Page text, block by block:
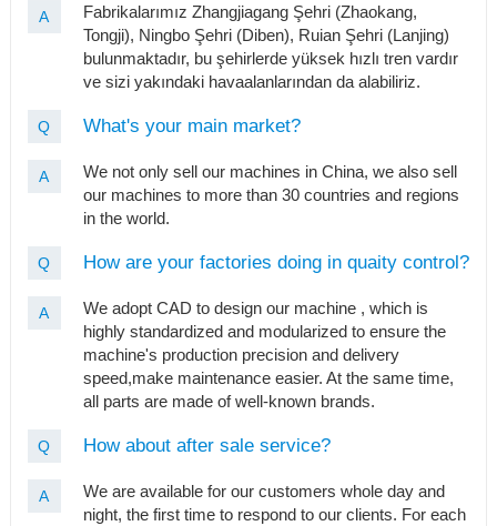
A
Fabrikalarımız Zhangjiagang Şehri (Zhaokang,
Tongji), Ningbo Şehri (Diben), Ruian Şehri (Lanjing)
bulunmaktadır, bu şehirlerde yüksek hızlı tren vardır
ve sizi yakındaki havaalanlarından da alabiliriz.
Q What's your main market?
A
We not only sell our machines in China, we also sell
our machines to more than 30 countries and regions
in the world.
Q How are your factories doing in quaity control?
A
We adopt CAD to design our machine , which is
highly standardized and modularized to ensure the
machine's production precision and delivery
speed,make maintenance easier. At the same time,
all parts are made of well-known brands.
Q How about after sale service?
A
We are available for our customers whole day and
night, the first time to respond to our clients. For each